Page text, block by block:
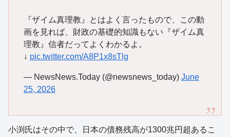
『ザイム真理教』とはよく言ったもので、この動
画を見れば、財政の基礎的知識もない『ザイム真
理教』信者だってよくわかるよ。
↓ pic.twitter.com/A8P1x8sTlg
— NewsNews.Today (@newsnews_today) June
25, 2026
小渕氏はその中で、日本の債務残高が1300兆円超あるこ